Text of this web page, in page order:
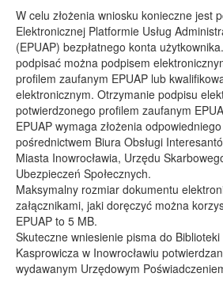
W celu złożenia wniosku konieczne jest
Elektronicznej Platformie Usług
(EPUAP) bezpłatnego konta
podpisać można podpisem
profilem zaufanym EPUAP lub
elektronicznym. Otrzymanie podpisu
potwierdzonego profilem zaufanym
EPUAP wymaga złożenia
pośrednictwem Biura Obsługi
Miasta Inowrocławia, Urzędu
Ubezpieczeń Społecznych.
Maksymalny rozmiar dokumentu
załącznikami, jaki doręczyć można
EPUAP to 5 MB.
Skuteczne wniesienie pisma do
Kasprowicza w Inowrocławiu
wydawanym Urzędowym